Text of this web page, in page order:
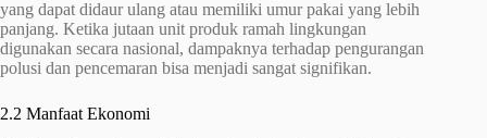
yang dapat didaur ulang atau memiliki umur pakai yang lebih
panjang. Ketika jutaan unit produk ramah lingkungan
digunakan secara nasional, dampaknya terhadap pengurangan
polusi dan pencemaran bisa menjadi sangat signifikan.
2.2 Manfaat Ekonomi